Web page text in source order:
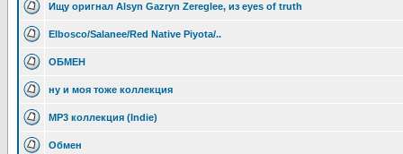
Ищу оригнал Alsyn Gazryn Zereglee, из eyes of truth
Elbosco/Salanee/Red Native Piyota/..
ОБМЕН
ну и моя тоже коллекция
MP3 коллекция (Indie)
Обмен